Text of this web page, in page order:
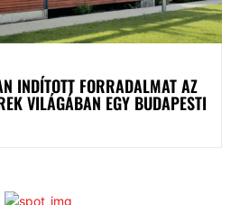
INDÍTOTT FORRADALMAT AZ
VILÁGÁBAN EGY BUDAPESTI